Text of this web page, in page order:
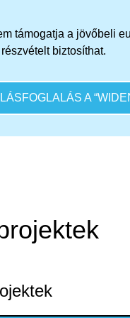
támogatja a jövőbeli
biztosíthat.
A